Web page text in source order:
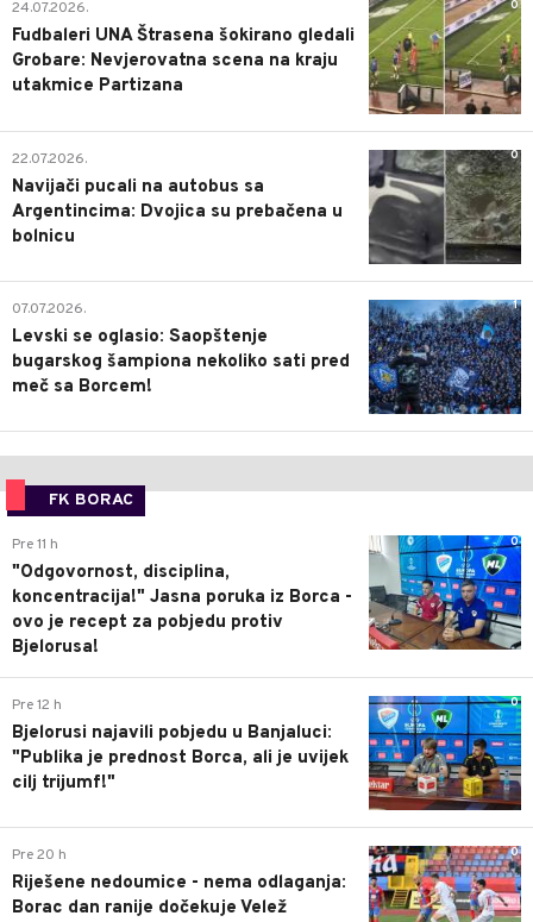
0
24.07.2026.
Fudbaleri UNA Štrasena šokirano gledali
Grobare: Nevjerovatna scena na kraju
utakmice Partizana
0
22.07.2026.
Navijači pucali na autobus sa
Argentincima: Dvojica su prebačena u
bolnicu
1
07.07.2026.
Levski se oglasio: Saopštenje
bugarskog šampiona nekoliko sati pred
meč sa Borcem!
FK BORAC
0
Pre 11 h
"Odgovornost, disciplina,
koncentracija!" Jasna poruka iz Borca -
ovo je recept za pobjedu protiv
Bjelorusa!
0
Pre 12 h
Bjelorusi najavili pobjedu u Banjaluci:
"Publika je prednost Borca, ali je uvijek
cilj trijumf!"
0
Pre 20 h
Riješene nedoumice - nema odlaganja:
Borac dan ranije dočekuje Velež